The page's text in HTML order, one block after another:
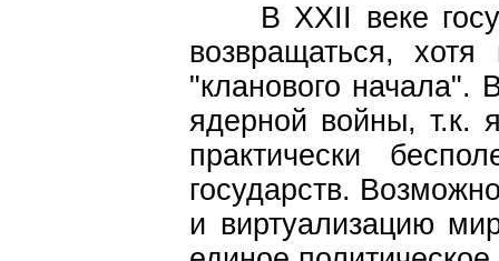
В XXII веке
возвращаться,
"кланового начала".
ядерной войны, т.к.
практически
государств.
и виртуализацию